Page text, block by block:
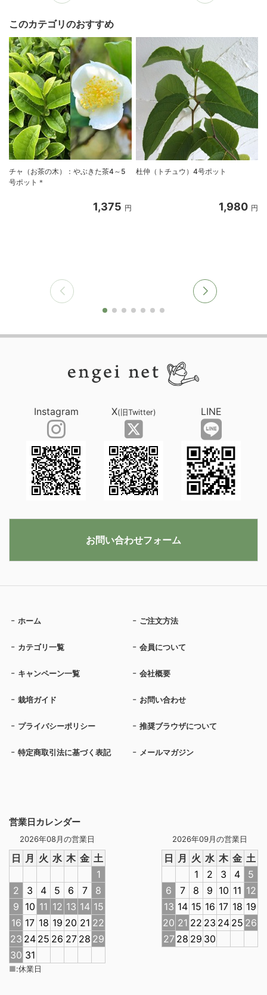
このカテゴリのおすすめ
チャ（お茶の木）：やぶきた茶4～5
号ポット＊
1,375 円
杜仲（トチュウ）4号ポット
1,980 円
営業日カレンダー
2026年08月の営業日
日 月 火 水 木 金 土
1
2
3 4 5 6 7
8
9 10 11 12 13 14 15
16 17 18 19 20 21 22
23 24 25 26 27 28 29
30 31
2026年09月の営業日
日 月 火 水 木 金 土
1
2 3 4
5
6
7 8 9 10 11 12
13 14 15 16 17 18 19
20 21 22 23 24 25 26
27 28 29 30
■:休業日
ホーム ご注文方法
カテゴリ一覧 会員について
キャンペーン一覧 会社概要
栽培ガイド お問い合わせ
プライバシーポリシー 推奨ブラウザについて
特定商取引法に基づく表記 メールマガジン
Instagram X(旧Twitter) LINE
お問い合わせフォーム